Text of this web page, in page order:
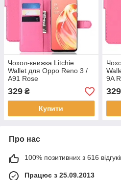
Чохол-книжка Litchie
Wallet для Oppo Reno 3 /
A91 Rose
329 ₴
Купити
9A
329
Про нас
100% позитивних з 616
Працює з 25.09.2013